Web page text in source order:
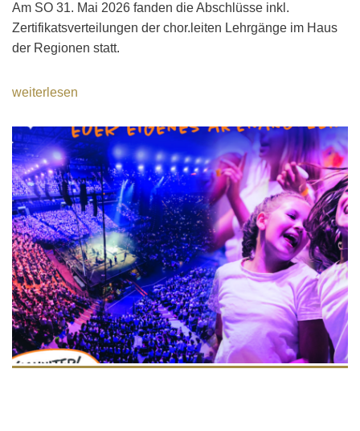
Am SO 31. Mai 2026 fanden die Abschlüsse inkl.
Zertifikatsverteilungen der chor.leiten Lehrgänge im Haus
der Regionen statt.
weiterlesen